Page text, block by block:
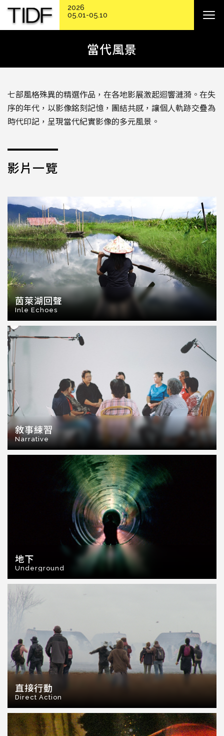
當代風景
七部風格殊異的精選作品，在各地影展激起迴響漣漪。在失
序的年代，以影像銘刻記憶，團結共感，讓個人軌跡交疊為
時代印記，呈現當代紀實影像的多元風景。
影片一覽
茵萊湖回聲
Inle Echoes
敘事練習
Narrative
地下
Underground
直接行動
Direct Action
2026
05.01-05.10